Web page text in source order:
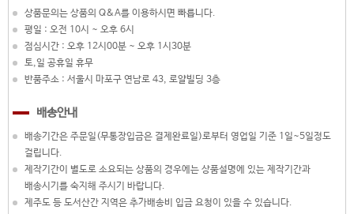
상품문의는 상품의 Q&A를 이용하시면 빠릅니다.
평일 : 오전 10시 ~ 오후 6시
점심시간 : 오후 12시00분 ~ 오후 1시30분
토,일 공휴일 휴무
반품주소 : 서울시 마포구 연남로 43, 로얄빌딩 3층
배송안내
배송기간은 주문일(무통장입금은 결제완료일)로부터 영업일 기준 1일~5일정도
걸립니다.
제작기간이 별도로 소요되는 상품의 경우에는 상품설명에 있는 제작기간과
배송시기를 숙지해 주시기 바랍니다.
제주도 등 도서산간 지역은 추가배송비 입금 요청이 있을 수 있습니다.